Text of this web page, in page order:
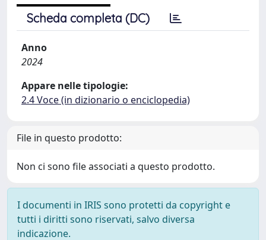
Scheda completa (DC)
Anno
2024
Appare nelle tipologie:
2.4 Voce (in dizionario o enciclopedia)
File in questo prodotto:
Non ci sono file associati a questo prodotto.
I documenti in IRIS sono protetti da copyright e
tutti i diritti sono riservati, salvo diversa
indicazione.